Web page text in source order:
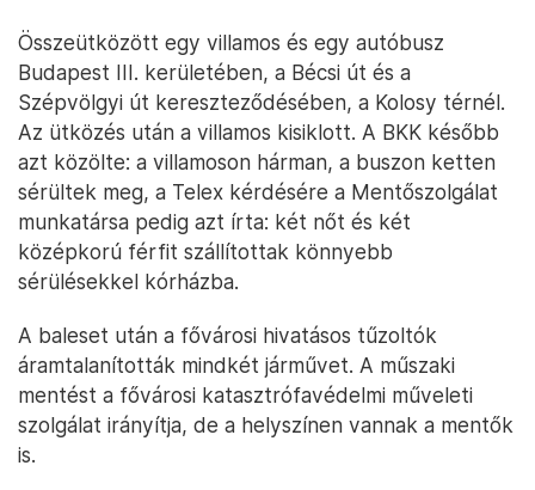
Összeütközött egy villamos és egy autóbusz
Budapest III. kerületében, a Bécsi út és a
Szépvölgyi út kereszteződésében, a Kolosy térnél.
Az ütközés után a villamos kisiklott. A BKK később
azt közölte: a villamoson hárman, a buszon ketten
sérültek meg, a Telex kérdésére a Mentőszolgálat
munkatársa pedig azt írta: két nőt és két
középkorú férfit szállítottak könnyebb
sérülésekkel kórházba.
A baleset után a fővárosi hivatásos tűzoltók
áramtalanították mindkét járművet. A műszaki
mentést a fővárosi katasztrófavédelmi műveleti
szolgálat irányítja, de a helyszínen vannak a mentők
is.